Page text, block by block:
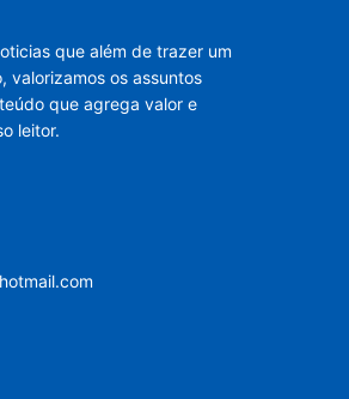
que além de trazer um
valorizamos os assuntos
que agrega valor e
leitor.